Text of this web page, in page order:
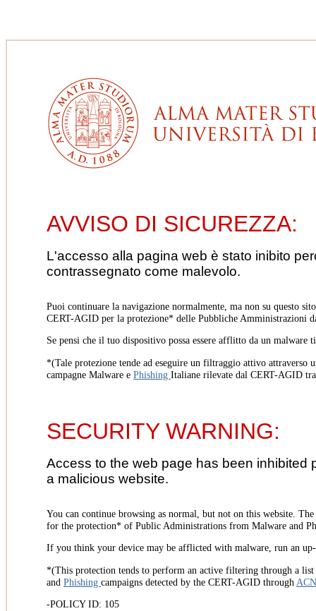
AVVISO DI SICUREZZA:
L'accesso alla pagina web è stato inibito
contrassegnato come malevolo.
Puoi continuare la navigazione normalmente, ma non su questo
CERT-AGID per la protezione* delle Pubbliche Amministrazioni
Se pensi che il tuo dispositivo possa essere afflitto da un
*(Tale protezione tende ad eseguire un filtraggio attivo
campagne Malware e Phishing Italiane rilevate dal CERT-AGID
SECURITY WARNING:
Access to the web page has been
a malicious website.
You can continue browsing as normal, but not on this website.
for the protection* of Public Administrations from Malware and
If you think your device may be afflicted with malware, run an
*(This protection tends to perform an active filtering through a
and Phishing campaigns detected by the CERT-AGID through
-POLICY ID: 105